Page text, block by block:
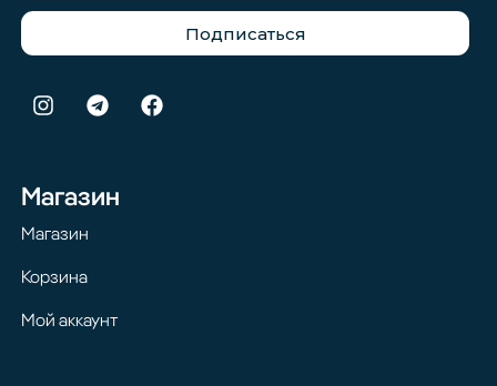
Подписаться
Магазин
Магазин
Корзина
Мой аккаунт